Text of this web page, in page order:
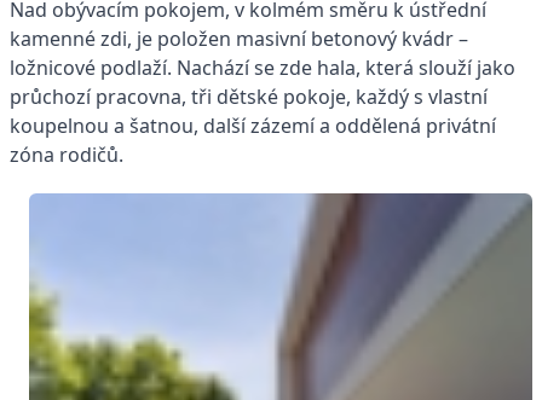
Nad obývacím pokojem, v kolmém směru k ústřední
kamenné zdi, je položen masivní betonový kvádr –
ložnicové podlaží. Nachází se zde hala, která slouží jako
průchozí pracovna, tři dětské pokoje, každý s vlastní
koupelnou a šatnou, další zázemí a oddělená privátní
zóna rodičů.